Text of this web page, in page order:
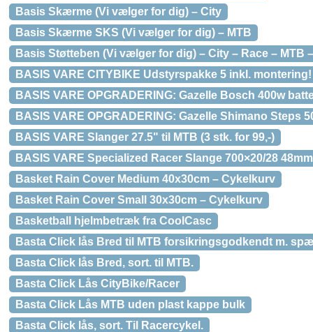
Basis Skærme (Vi vælger for dig) – City
Basis Skærme SKS (Vi vælger for dig) – MTB
Basis Støtteben (Vi vælger for dig) – City – Race – MTB
BASIS VARE CITYBIKE Udstyrspakke 5 inkl. montering!
BASIS VARE OPGRADERING: Gazelle Bosch 400w
BASIS VARE OPGRADERING: Gazelle Shimano Steps
BASIS VARE Slanger 27.5" til MTB (3 stk. for 99,-)
BASIS VARE Specialized Racer Slange 700×20/28
Basket Rain Cover Medium 40x30cm – Cykelkurv
Basket Rain Cover Small 30x30cm – Cykelkurv
Basketball hjelmbetræk fra CoolCasc
Basta Click lås Bred til MTB forsikringsgodkendt m.
Basta Click lås Bred, sort. til MTB.
Basta Click Lås CityBike/Racer
Basta Click Lås MTB uden plast kappe bulk
Basta Click lås, sort. Til Racercykel.